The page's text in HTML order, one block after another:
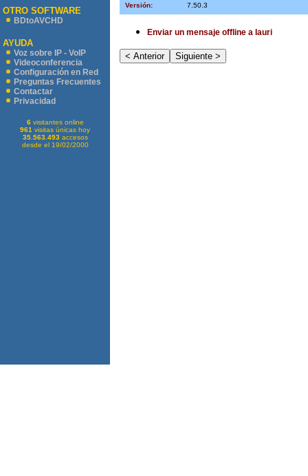
OTRO SOFTWARE
BDtoAVCHD
AYUDA
Voz sobre IP - VoIP
Videoconferencia
Configuración en Red
Preguntas Frecuentes
Contactar
Privacidad
6visitantes online
961 visitas únicas hoy
35.563.493 accesos
desde el 19/02/2000
Versión:
7.50.3
Enviar un mensaje offline a lauri